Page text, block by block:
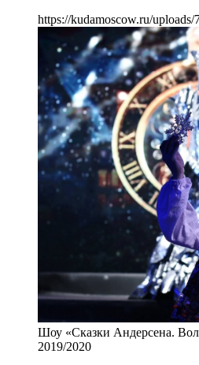
https://kudamoscow.ru/
Шоу «Сказки Андерсена.
2019/2020